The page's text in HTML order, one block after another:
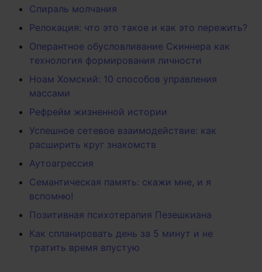
Спираль молчания
Релокация: что это такое и как это пережить?
Оперантное обусловливание Скиннера как
технология формирования личности
Ноам Хомский: 10 способов управления
массами
Рефрейм жизненной истории
Успешное сетевое взаимодействие: как
расширить круг знакомств
Аутоагрессия
Семантическая память: скажи мне, и я
вспомню!
Позитивная психотерапия Пезешкиана
Как спланировать день за 5 минут и не
тратить время впустую